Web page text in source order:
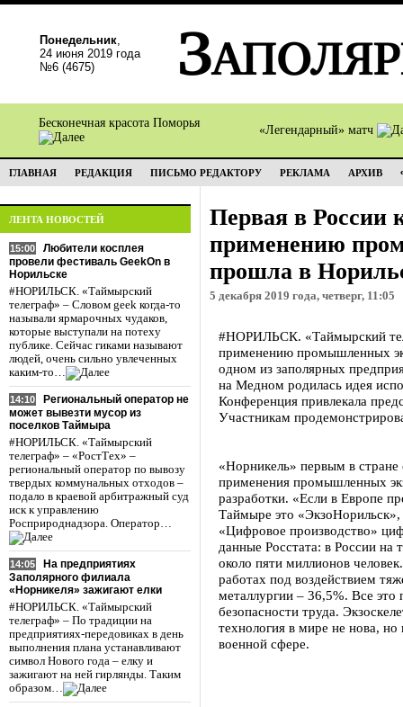
Понедельник,
24 июня 2019 года
№6 (4675)
Бесконечная красота Поморья
«Легендарный» матч
ГЛАВНАЯ РЕДАКЦИЯ ПИСЬМО РЕДАКТОРУ РЕКЛАМА АРХИВ
ЛЕНТА НОВОСТЕЙ
15:00
Любители косплея
провели фестиваль GeekOn в
Норильске
#НОРИЛЬСК. «Таймырский
телеграф» – Словом geek когда-то
называли ярмарочных чудаков,
которые выступали на потеху
публике. Сейчас гиками называют
людей, очень сильно увлеченных
каким-то…
14:10
Региональный оператор не
может вывезти мусор из
поселков Таймыра
#НОРИЛЬСК. «Таймырский
телеграф» – «РостТех» –
региональный оператор по вывозу
твердых коммунальных отходов –
подало в краевой арбитражный суд
иск к управлению
Росприроднадзора. Оператор…
14:05
На предприятиях
Заполярного филиала
«Норникеля» зажигают елки
#НОРИЛЬСК. «Таймырский
телеграф» – По традиции на
предприятиях-передовиках в день
выполнения плана устанавливают
символ Нового года – елку и
зажигают на ней гирлянды. Таким
образом…
Первая в России
применению
прошла в
5 декабря 2019 года, четверг, 11:05
#НОРИЛЬСК. «Таймырский
применению промышленных
одном из заполярных
на Медном родилась идея
Конференция привлекала
Участникам
«Норникель» первым в
применения промышленных
разработки. «Если в Европе
Таймыре это «ЭкзоНорильск»,
«Цифровое производство»
данные Росстата: в России на
около пяти миллионов
работах под воздействием
металлургии – 36,5%. Все
безопасности труда.
технология в мире не нова,
военной сфере.